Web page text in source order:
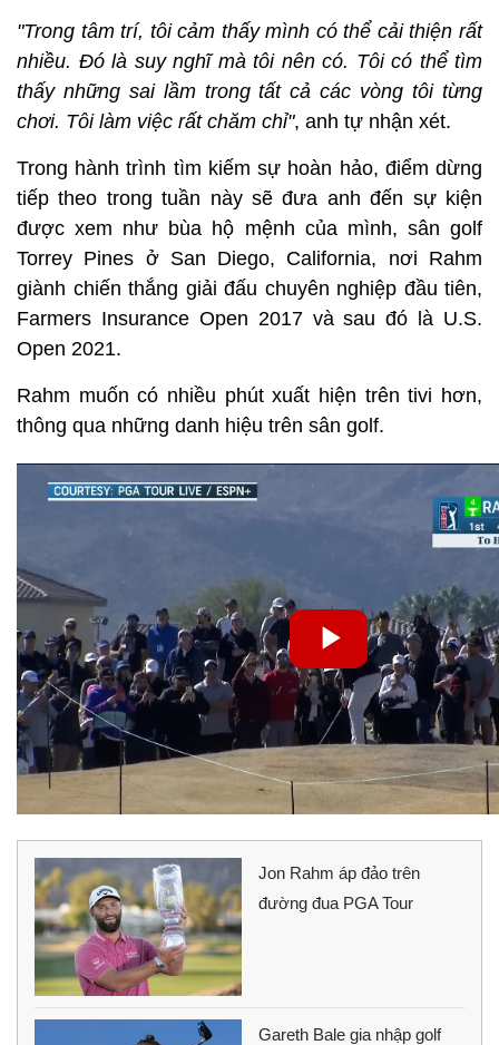
"Trong tâm trí, tôi cảm thấy mình có thể cải thiện rất
nhiều. Đó là suy nghĩ mà tôi nên có. Tôi có thể tìm
thấy những sai lầm trong tất cả các vòng tôi từng
chơi. Tôi làm việc rất chăm chỉ", anh tự nhận xét.
Trong hành trình tìm kiếm sự hoàn hảo, điểm dừng
tiếp theo trong tuần này sẽ đưa anh đến sự kiện
được xem như bùa hộ mệnh của mình, sân golf
Torrey Pines ở San Diego, California, nơi Rahm
giành chiến thắng giải đấu chuyên nghiệp đầu tiên,
Farmers Insurance Open 2017 và sau đó là U.S.
Open 2021.
Rahm muốn có nhiều phút xuất hiện trên tivi hơn,
thông qua những danh hiệu trên sân golf.
Jon Rahm áp đảo trên
đường đua PGA Tour
Gareth Bale gia nhập golf